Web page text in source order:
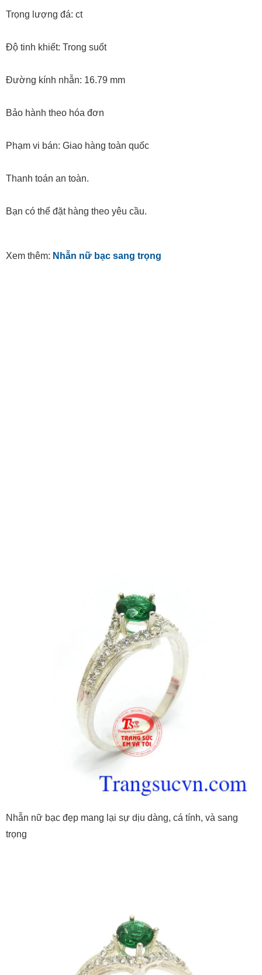
Trọng lượng đá: ct
Độ tinh khiết: Trong suốt
Đường kính nhẫn: 16.79 mm
Bảo hành theo hóa đơn
Phạm vi bán: Giao hàng toàn quốc
Thanh toán an toàn.
Bạn có thể đặt hàng theo yêu cầu.
Xem thêm: Nhẫn nữ bạc sang trọng
Nhẫn nữ bạc đẹp mang lại sự dịu dàng, cá tính, và sang
trọng